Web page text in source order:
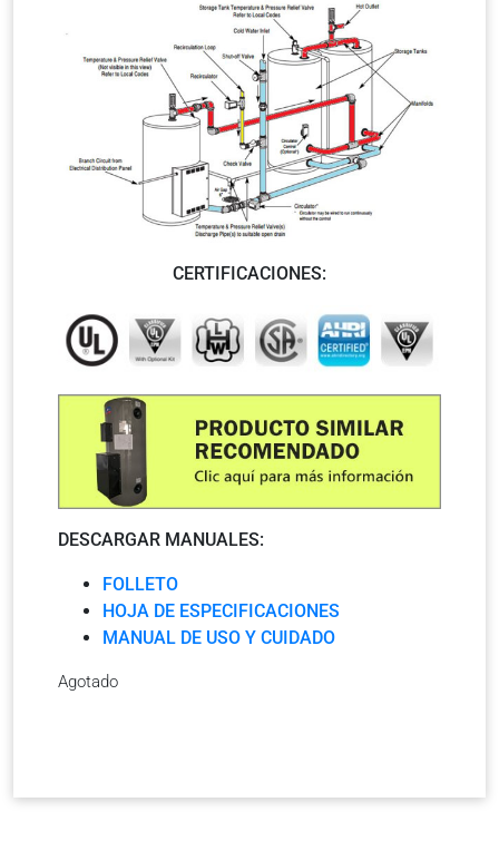
CERTIFICACIONES:
DESCARGAR MANUALES:
FOLLETO
HOJA DE ESPECIFICACIONES
MANUAL DE USO Y CUIDADO
Agotado